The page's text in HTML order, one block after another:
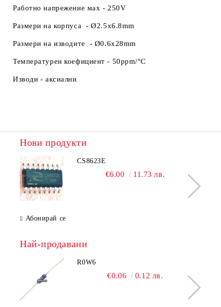
Работно напрежение маx - 250V
Размери на корпуса-Ø2.5x6.8mm
Размери на изводите - Ø0.6x28mm
Температурен коефициент - 50ppm/°C
Изводи -аксиални
Нови продукти
CS8623E
€6.00 11.73 лв.
Абонирай се
Най-продавани
R0W6
€0.06 0.12 лв.